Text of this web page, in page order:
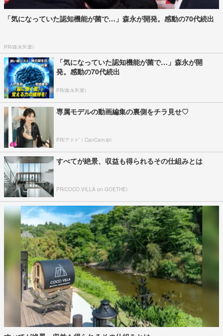
「気になっていた認知機能が菌で…」森永が開発。感動の70代続出
PR(森永乳業)
「気になっていた認知機能が菌で…」森永が開
発。感動の70代続出
PR(森永乳業)
専属モデルの動画編集の裏側をチラ見せ♡
PR(アドビ｜CanCam.jp)
すべてが絶景、収益も得られるその仕組みとは
PR(COCO VILLA on GOETHE)